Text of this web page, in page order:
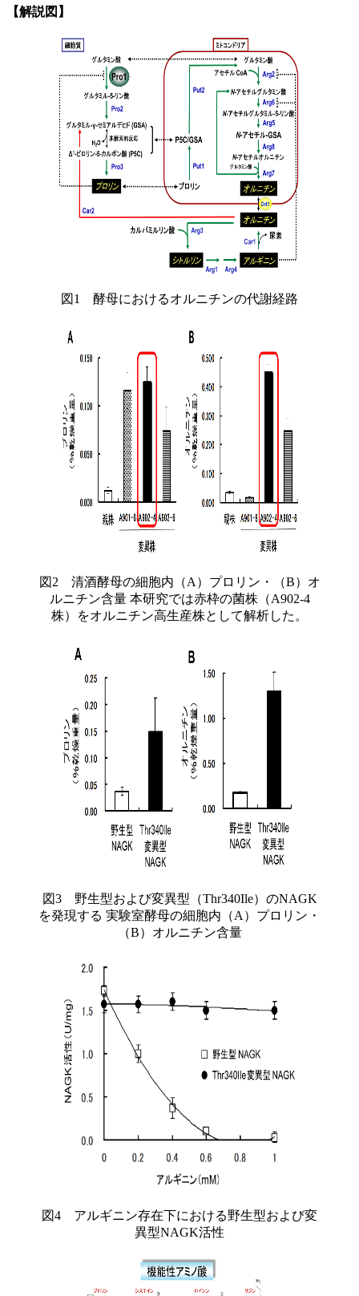
【解説図】
図1 酵母におけるオルニチンの代謝経路
図2 清酒酵母の細胞内（A）プロリン・（B）オ
ルニチン含量 本研究では赤枠の菌株（A902-4
株）をオルニチン高生産株として解析した。
図3 野生型および変異型（Thr340Ile）のNAGK
を発現する 実験室酵母の細胞内（A）プロリン・
（B）オルニチン含量
図4 アルギニン存在下における野生型および変
異型NAGK活性